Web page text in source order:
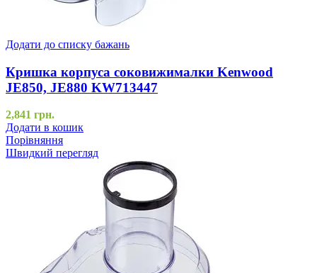
Додати до списку бажань
Кришка корпуса соковижималки Kenwood
JE850, JE880 KW713447
2,841 грн.
Додати в кошик
Порівняння
Швидкий перегляд